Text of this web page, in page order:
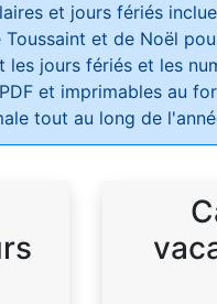
et jours fériés
et de Noël
jours fériés et les
et imprimables au
tout au long de